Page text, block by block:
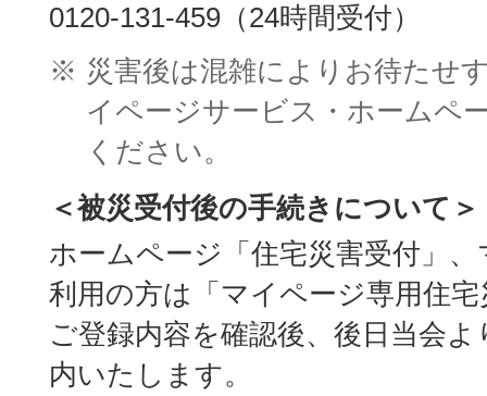
0120-131-459（24時間受付）
※ 災害後は混雑によりお待たせ
イページサービス・ホームペ
ください。
＜被災受付後の手続きについて＞
ホームページ「住宅災害受付」
利用の方は「マイページ専用住
ご登録内容を確認後、後日当会
内いたします。